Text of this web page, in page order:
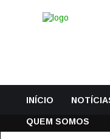
INÍCIO
QUEM SOMOS